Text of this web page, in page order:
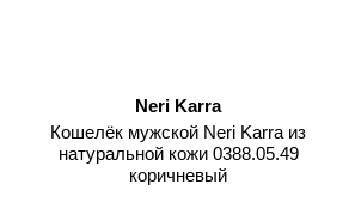
Neri Karra
Кошелёк мужской Neri Karra из
натуральной кожи 0388.05.49
коричневый